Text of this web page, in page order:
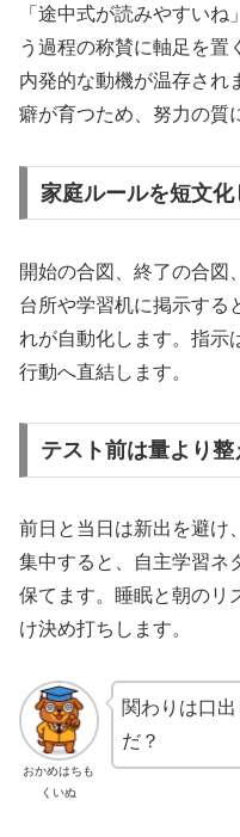
「途中式が読みやすい
う過程の称賛に軸足を置
内発的な動機が温存され
癖が育つため、努力の質
家庭ルールを短文
開始の合図、終了の合図
台所や学習机に掲示する
れが自動化します。指示
行動へ直結します。
テスト前は量より
前日と当日は新出を避け
集中すると、自主学習ネ
保てます。睡眠と朝のリ
け決め打ちします。
おかめはちも
くいぬ
関わりは口
だ？